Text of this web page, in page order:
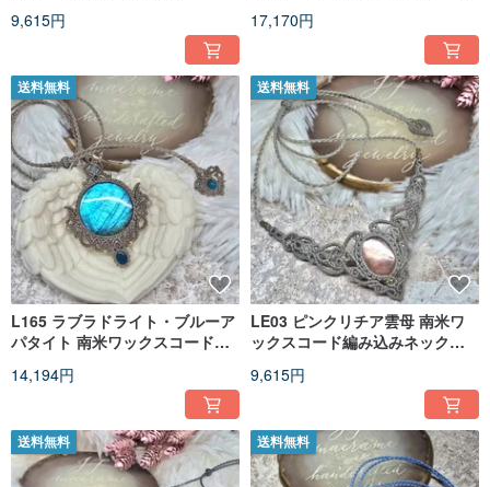
9,615円
17,170円
送料無料
L165 ラブラドライト・ブルーア
パタイト 南米ワックスコード編
14,194円
送料無料
LE03 ピンクリチア雲母 南米ワ
ックスコード編み込みネックレ
9,615円
送料無料 送料無料